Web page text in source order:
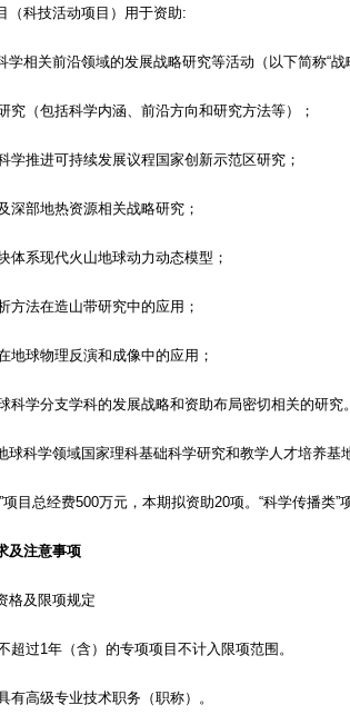
科技活动项目）用于资助:
关前沿领域的发展战略研究等活动（以下简称“战
（包括科学内涵、前沿方向和研究方法等）；
推进可持续发展议程国家创新示范区研究；
部地热资源相关战略研究；
系现代火山地球动力动态模型；
法在造山带研究中的应用；
球物理反演和成像中的应用；
学分支学科的发展战略和资助布局密切相关的研究。
学领域国家理科基础科学研究和教学人才培养基
总经费500万元，本期拟资助20项。“科学传播类”
及注意事项
及限项规定
过1年（含）的专项项目不计入限项范围。
高级专业技术职务（职称）。